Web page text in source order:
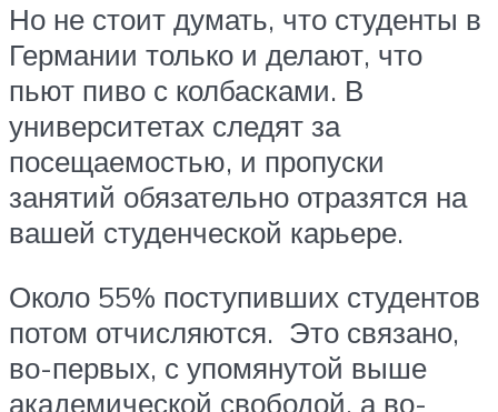
Но не стоит думать, что студенты в
Германии только и делают, что
пьют пиво с колбасками. В
университетах следят за
посещаемостью, и пропуски
занятий обязательно отразятся на
вашей студенческой карьере.
Около 55% поступивших студентов
потом отчисляются. Это связано,
во-первых, с упомянутой выше
академической свободой, а во-